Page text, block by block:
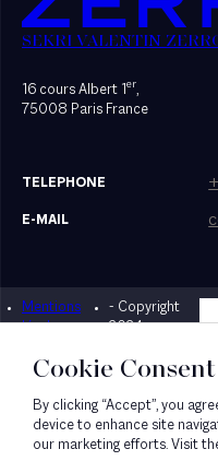
SEKRI VALENTIN
16 cours Albert 1er,
75008 Paris France
TELEPHONE
E-MAIL
Mentions
légales
- Copyright
2024
Cookie Consent
By clicking “Accept”, you
device to enhance site
our marketing efforts. Visit